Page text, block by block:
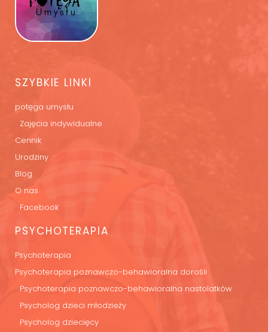
SZYBKIE LINKI
potęga umysłu
Zajęcia indywidualne
Cennik
Urodziny
Blog
O nas
Facebook
PSYCHOTERAPIA
Psychoterapia
Psychoterapia poznawczo-behawioralna dorośli
Psychoterapia poznawczo-behawioralna nastolatków
Psycholog dzieci młodzieży
Psycholog dziecięcy